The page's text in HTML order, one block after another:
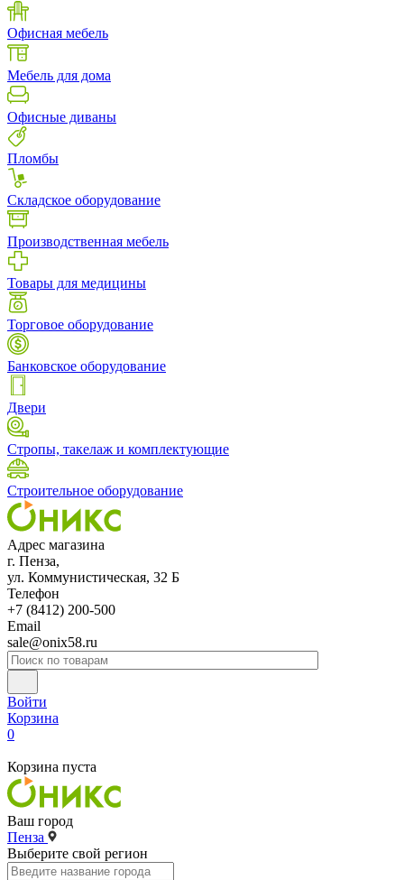
Офисная мебель
Мебель для дома
Офисные диваны
Пломбы
Складское оборудование
Производственная мебель
Товары для медицины
Торговое оборудование
Банковское оборудование
Двери
Стропы, такелаж и комплектующие
Строительное оборудование
Адрес магазина
г. Пенза,
ул. Коммунистическая, 32 Б
Телефон
+7 (8412) 200-500
Email
sale@onix58.ru
Войти
Корзина
0
Корзина пуста
Ваш город
Пенза
Выберите свой регион